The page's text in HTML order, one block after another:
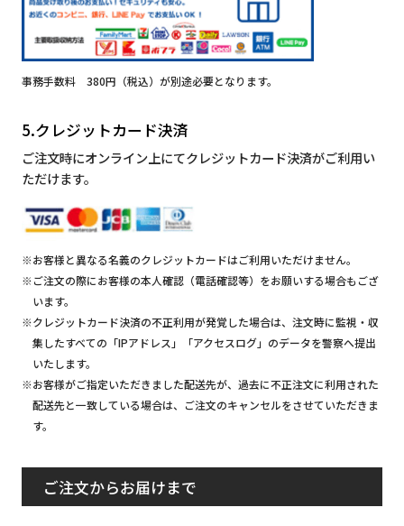
事務手数料 380円（税込）が別途必要となります。
5.クレジットカード決済
ご注文時にオンライン上にてクレジットカード決済がご利用い
ただけます。
※お客様と異なる名義のクレジットカードはご利用いただけません。
※ご注文の際にお客様の本人確認（電話確認等）をお願いする場合もござ
います。
※クレジットカード決済の不正利用が発覚した場合は、注文時に監視・収
集したすべての「IPアドレス」「アクセスログ」のデータを警察へ提出
いたします。
※お客様がご指定いただきました配送先が、過去に不正注文に利用された
配送先と一致している場合は、ご注文のキャンセルをさせていただきま
す。
ご注文からお届けまで